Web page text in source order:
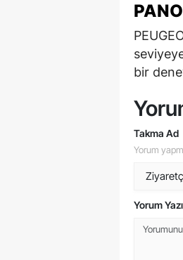
bir
Takma Ad
Yorum
Yorum